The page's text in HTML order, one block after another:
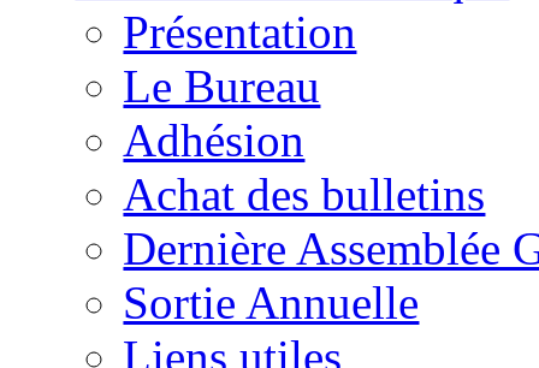
Présentation
Le Bureau
Adhésion
Achat des bulletins
Dernière Assemblée
Sortie Annuelle
Liens utiles